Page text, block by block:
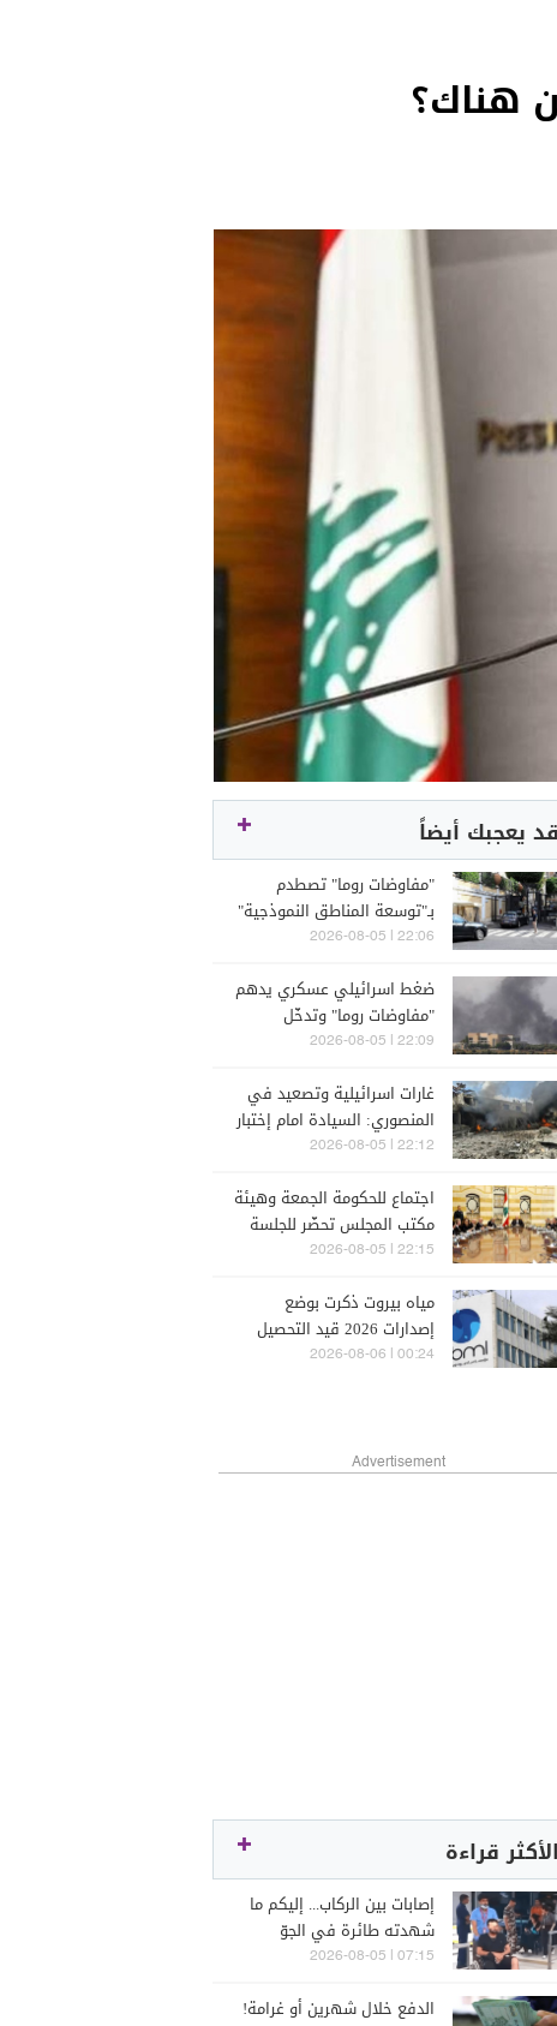
هناك؟
قد يعجبك أيضاً
"مفاوضات روما" تصطدم
بـ"توسعة المناطق النموذجية"
ولا حسم بآلية التحقق
22:06 | 2026-08-05
ضغط اسرائيلي عسكري يدهم
"مفاوضات روما" وتدخّل
أميركي يلجم التصعيد
22:09 | 2026-08-05
غارات اسرائيلية وتصعيد في
المنصوري: السيادة امام إختبار
جديد
22:12 | 2026-08-05
اجتماع للحكومة الجمعة وهيئة
مكتب المجلس تحضّر للجلسة
العامة
22:15 | 2026-08-05
مياه بيروت ذكرت بوضع
إصدارات 2026 قيد التحصيل
00:24 | 2026-08-06
Advertisement
الأكثر قراءة
إصابات بين الركاب... إليكم ما
شهدته طائرة في الجوّ
07:15 | 2026-08-05
الدفع خلال شهرين أو غرامة!